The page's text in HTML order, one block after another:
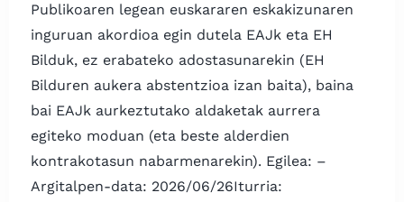
Publikoaren legean euskararen eskakizunaren
inguruan akordioa egin dutela EAJk eta EH
Bilduk, ez erabateko adostasunarekin (EH
Bilduren aukera abstentzioa izan baita), baina
bai EAJk aurkeztutako aldaketak aurrera
egiteko moduan (eta beste alderdien
kontrakotasun nabarmenarekin). Egilea: –
Argitalpen-data: 2026/06/26Iturria: